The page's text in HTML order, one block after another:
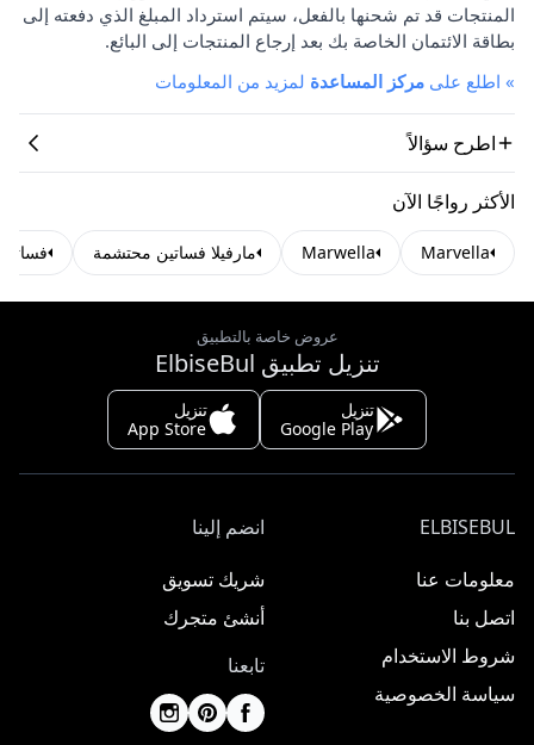
المنتجات قد تم شحنها بالفعل، سيتم استرداد المبلغ الذي دفعته إلى
بطاقة الائتمان الخاصة بك بعد إرجاع المنتجات إلى البائع.
» اطلع على مركز المساعدة لمزيد من المعلومات
اطرح سؤالاً
الأكثر رواجًا الآن
Marvella
Marwella مارفيلا فساتين محتشمة
عروض خاصة بالتطبيق
تنزيل تطبيق ElbiseBul
تنزيل
Google Play
تنزيل
App Store
ELBISEBUL
معلومات عنا
اتصل بنا
شروط الاستخدام
سياسة الخصوصية
انضم إلينا
شريك تسويق
أنشئ متجرك
تابعنا